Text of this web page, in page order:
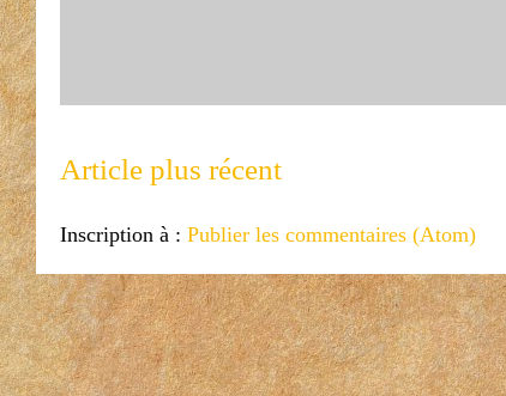
Article plus récent
Inscription à : Publier les commentaires (Atom)